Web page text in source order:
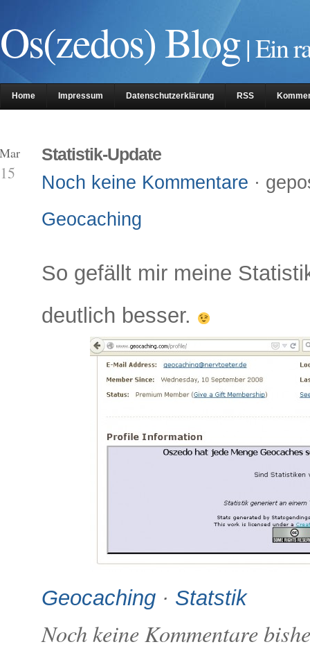
Os(zedos) Blog| Ein
Home Impressum Datenschutzerklärung RSS
Statistik-Update
Noch keine Kommentare ·
Geocaching
So gefällt mir meine
deutlich besser.
Geocaching · Statstik
Noch keine Kommentare